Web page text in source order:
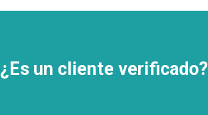
¿Es un cliente verificado?